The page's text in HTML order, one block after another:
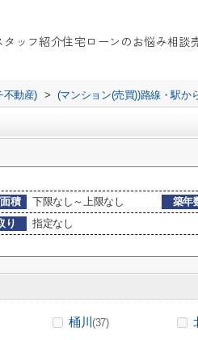
タッフ紹介住宅ローンのお悩み相談
不動産) > (マンション(売買))路線・駅か
積 下限なし～上限なし 築年
り
指定なし
桶川(37)